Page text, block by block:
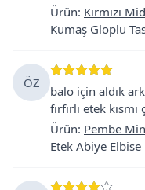
Ürün: Kırmızı
Kumaş Gloplu
ÖZ
balo için aldık
fırfırlı etek
Ürün: Pembe
Etek Abiye Elbise